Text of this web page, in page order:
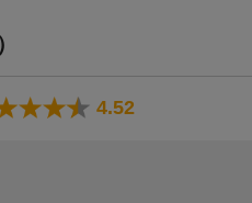
4.52